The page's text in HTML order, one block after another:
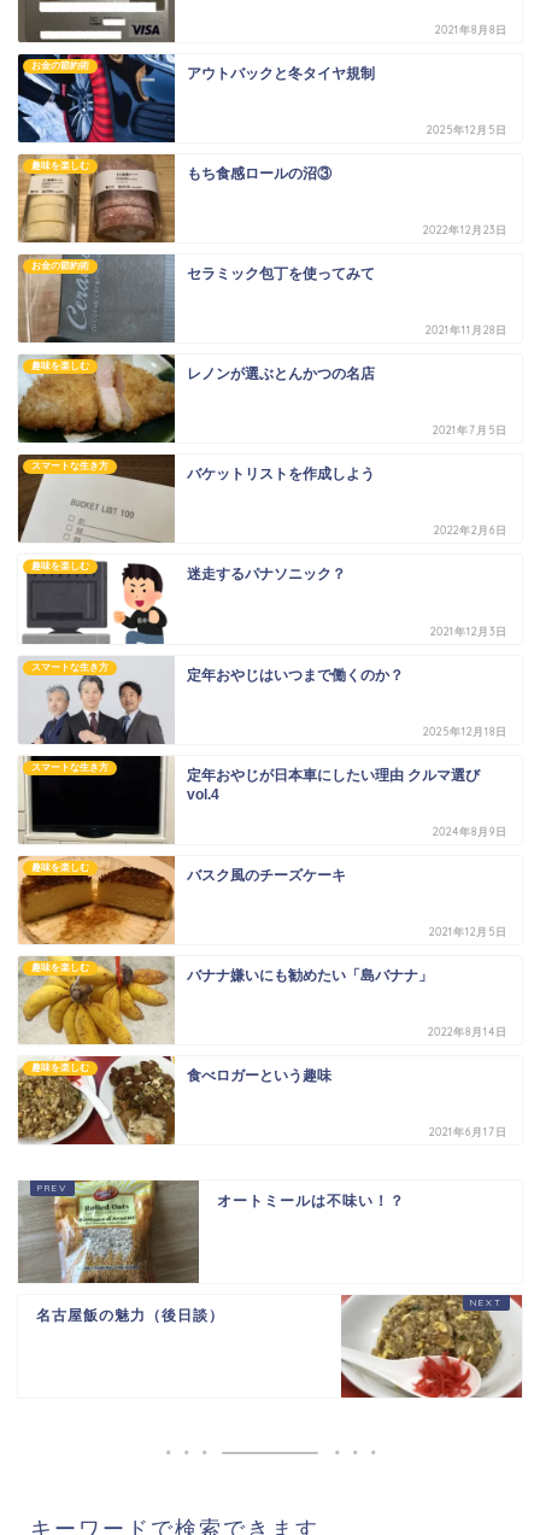
2021年8月8日
お金の節約術 アウトバックと冬タイヤ規制
2025年12月5日
趣味を楽しむ もち食感ロールの沼③
2022年12月23日
お金の節約術 セラミック包丁を使ってみて
2021年11月28日
趣味を楽しむ レノンが選ぶとんかつの名店
2021年7月5日
スマートな生き方 バケットリストを作成しよう
2022年2月6日
趣味を楽しむ 迷走するパナソニック？
2021年12月3日
スマートな生き方 定年おやじはいつまで働くのか？
2025年12月18日
スマートな生き方
定年おやじが日本車にしたい理由 クルマ選び
vol.4
2024年8月9日
趣味を楽しむ バスク風のチーズケーキ
2021年12月5日
趣味を楽しむ バナナ嫌いにも勧めたい「島バナナ」
2022年8月14日
趣味を楽しむ 食べロガーという趣味
2021年6月17日
オートミールは不味い！？
名古屋飯の魅力（後日談）
キーワードで検索できます